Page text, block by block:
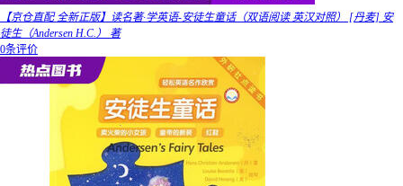
【京仓直配 全新正版】读名著·学英语-安徒生童话（双语阅读 英汉对照） [丹麦] 安
徒生（Andersen H.C.） 著
0条评价